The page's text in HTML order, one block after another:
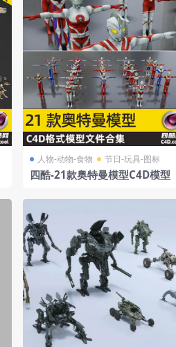
人物-动物-食物 节日-玩具-图标
四酷-21款奥特曼模型C4D模型